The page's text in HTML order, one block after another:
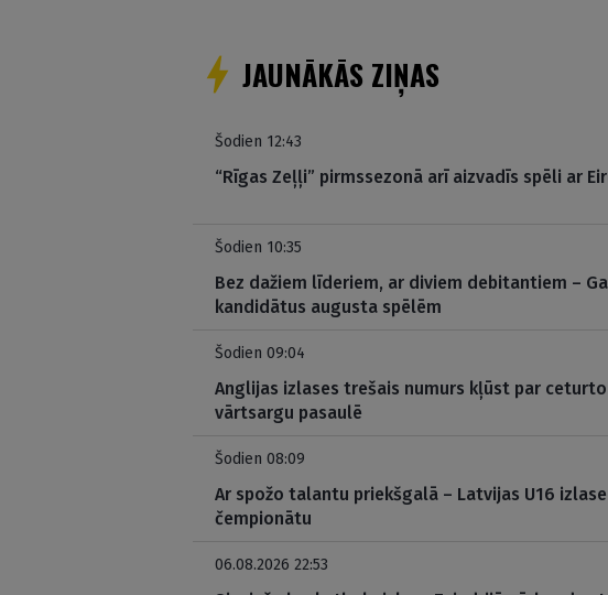
JAUNĀKĀS ZIŅAS
Šodien 12:43
“Rīgas Zeļļi” pirmssezonā arī aizvadīs spēli ar
Šodien 10:35
Bez dažiem līderiem, ar diviem debitantiem –
kandidātus augusta spēlēm
Šodien 09:04
Anglijas izlases trešais numurs kļūst par
vārtsargu pasaulē
Šodien 08:09
Ar spožo talantu priekšgalā – Latvijas U16
čempionātu
06.08.2026 22:53